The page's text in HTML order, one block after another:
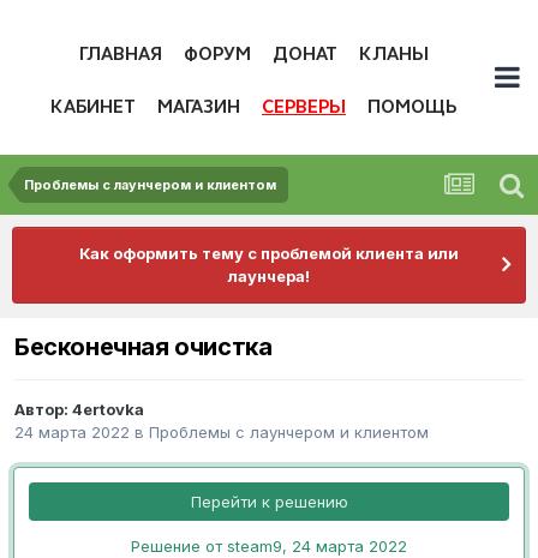
ГЛАВНАЯ ФОРУМ ДОНАТ КЛАНЫ
КАБИНЕТ МАГАЗИН СЕРВЕРЫ ПОМОЩЬ
Проблемы с лаунчером и клиентом
Как оформить тему с проблемой клиента или
лаунчера!
Бесконечная очистка
Автор: 4ertovka
24 марта 2022 в Проблемы с лаунчером и клиентом
Перейти к решению
Решение от steam9, 24 марта 2022